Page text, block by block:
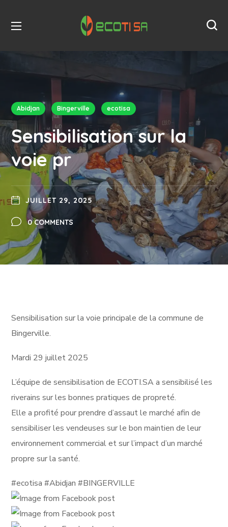
Abidjan Bingerville ecotisa
Sensibilisation sur la
voie pr
JUILLET 29, 2025
0 COMMENTS
Sensibilisation sur la voie principale de la commune de
Bingerville.
Mardi 29 juillet 2025
L’équipe de sensibilisation de ECOTI.SA a sensibilisé les
riverains sur les bonnes pratiques de propreté.
Elle a profité pour prendre d’assaut le marché afin de
sensibiliser les vendeuses sur le bon maintien de leur
environnement commercial et sur l’impact d’un marché
propre sur la santé.
#ecotisa #Abidjan #BINGERVILLE